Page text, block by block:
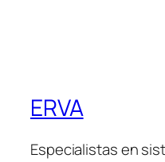
ERVA
Especialistas en